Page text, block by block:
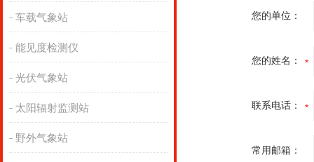
车载气象站
能见度检测仪
光伏气象站
太阳辐射监测站
野外气象站
您的单位：
您的姓名：
联系电话：
常用邮箱：